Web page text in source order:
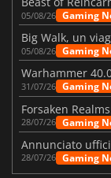
05/08/26 Gaming
Big Walk, un
05/08/26 Gaming
31/07/26 Gaming
28/07/26 Gaming
28/07/26 Gaming